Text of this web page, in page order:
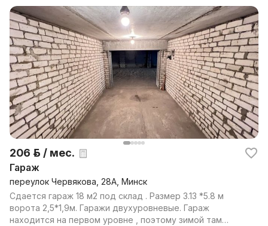
206 р. / мес.
Гараж
переулок Червякова, 28А, Минск
Сдается гараж 18 м2 под склад . Размер 3.13 *5.8 м
ворота 2,5*1,9м. Гаражи двухуровневые. Гараж
находится на первом уровне , поэтому зимой там